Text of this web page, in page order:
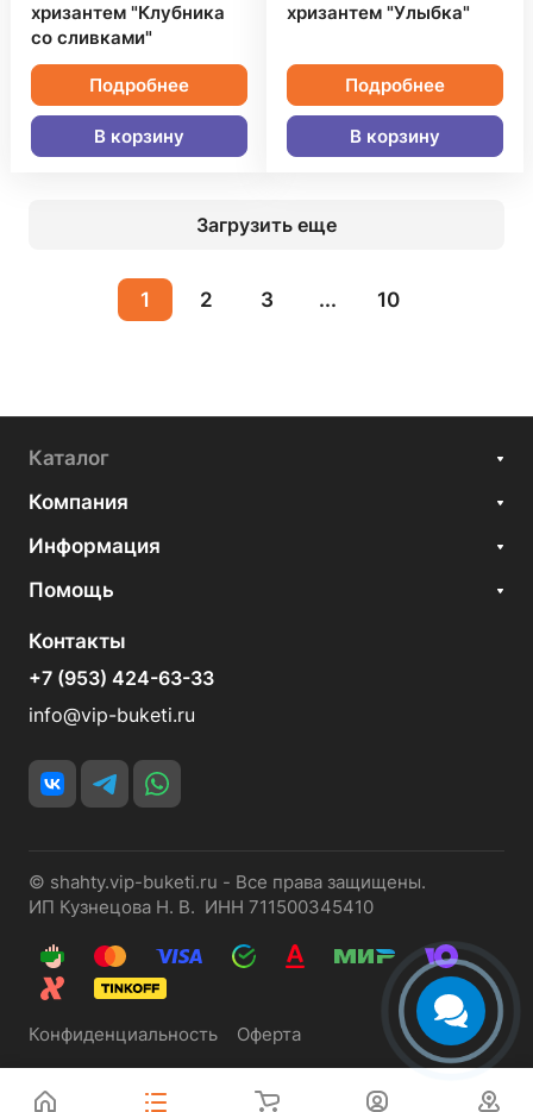
хризантем "Клубника
со сливками"
Подробнее
В корзину
хризантем "Улыбка"
Подробнее
В корзину
Загрузить еще
1 2 3 ... 10
Каталог
Компания
Информация
Помощь
Контакты
+7 (953) 424-63-33
info@vip-buketi.ru
© shahty.vip-buketi.ru - Все права защищены.
ИП Кузнецова Н. В. ИНН 711500345410
Конфиденциальность Оферта